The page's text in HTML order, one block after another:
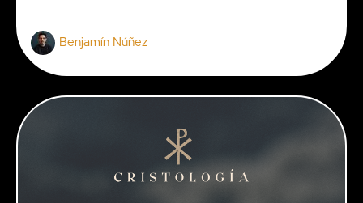
Benjamín Núñez